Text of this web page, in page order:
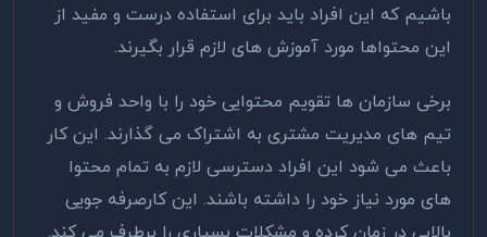
باشیم که این افراد باید برای استفاده درست و مفید از
این محتواها مورد آموزش های لازم قرار بگیرند.
برخی سازمان ها تقویم محتوایی خود را با واحد فروش و
تیم های مدیریت مشتری به اشتراک می گذارند. این کار
باعث می شود این افراد دسترسی لازم به تمام محتوا
های مورد نیاز خود را داشته باشند. این کارصرفه جویی